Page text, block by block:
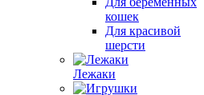
кошек
Для красивой
шерсти
Лежаки